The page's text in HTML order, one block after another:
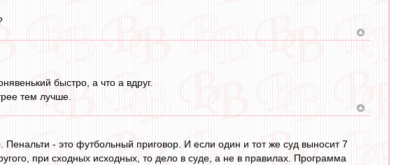
быстро, а что а вдруг.
тем лучше.
- это футбольный приговор. И если один и тот же суд выносит 7
при сходных исходных, то дело в суде, а не в правилах. Программа